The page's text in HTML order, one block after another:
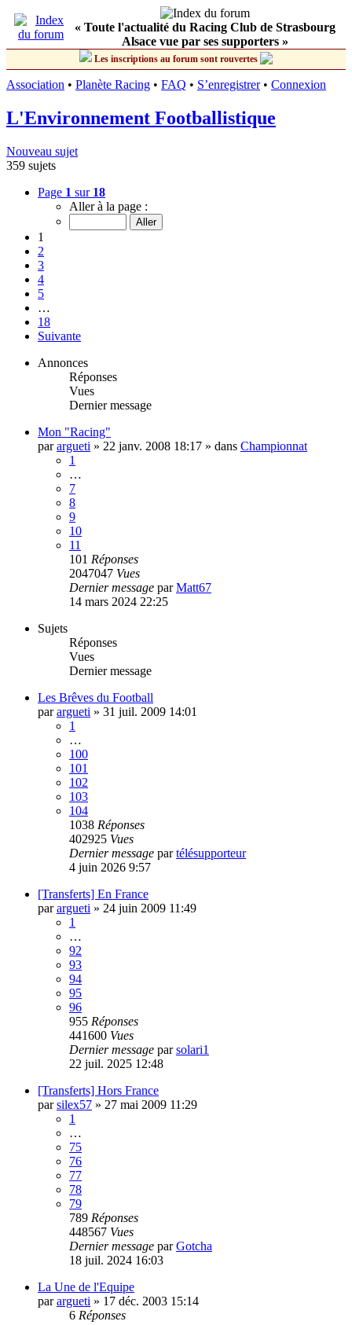
« Toute l'actualité du Racing Club de Strasbourg
Alsace vue par ses supporters »
Les inscriptions au forum sont rouvertes
Association • Planète Racing • FAQ • S’enregistrer• Connexion
L'Environnement Footballistique
Nouveau sujet
359 sujets
Page 1 sur 18
Aller à la page :
1
2
3
4
5
…
18
Suivante
Annonces
Réponses
Vues
Dernier message
Mon "Racing"
parargueti » 22 janv. 2008 18:17 » dans Championnat
1
…
7
8
9
10
11
101 Réponses
2047047 Vues
Dernier message parMatt67
14 mars 2024 22:25
Sujets
Réponses
Vues
Dernier message
Les Brêves du Football
parargueti » 31 juil. 2009 14:01
1
…
100
101
102
103
104
1038 Réponses
402925 Vues
Dernier message partélésupporteur
4 juin 2026 9:57
[Transferts] En France
parargueti » 24 juin 2009 11:49
1
…
92
93
94
95
96
955 Réponses
441600 Vues
Dernier message parsolari1
22 juil. 2025 12:48
[Transferts] Hors France
parsilex57 » 27 mai 2009 11:29
1
…
75
76
77
78
79
789 Réponses
448567 Vues
Dernier message parGotcha
18 juil. 2024 16:03
La Une de l'Equipe
parargueti » 17 déc. 2003 15:14
6 Réponses